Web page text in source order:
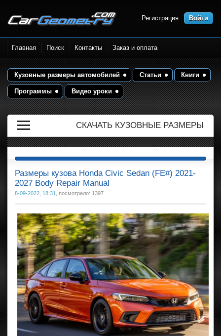
Размеры кузова автомобилей.
Контрольные точки и кузовные
размеры. Геометрия кузова
Регистрация Войти
Главная Поиск Контакты Заказ и оплата
Кузовные размеры автомобилей Статьи Книги
Программы Видео уроки
СКАЧАТЬ КУЗОВНЫЕ РАЗМЕРЫ
Размеры кузова Honda Civic Sedan (FE#) 2021-
2027 Body Repair Manual
8-09-2022, 18:31 , посмотрело: 1397